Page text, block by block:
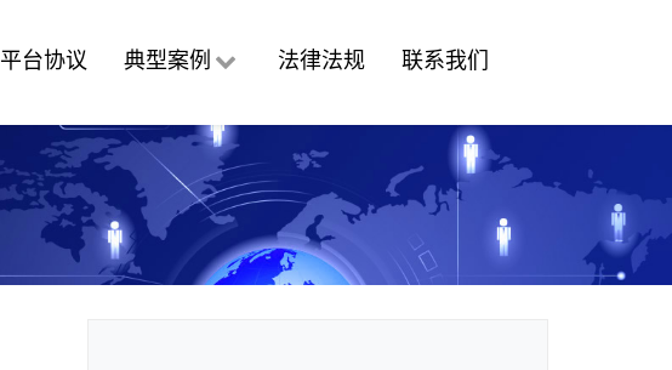
平台协议 典型案例 法律法规 联系我们